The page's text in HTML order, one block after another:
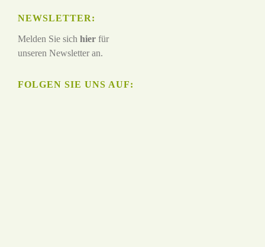
NEWSLETTER:
Melden Sie sich hier für
unseren Newsletter an.
FOLGEN SIE UNS AUF: